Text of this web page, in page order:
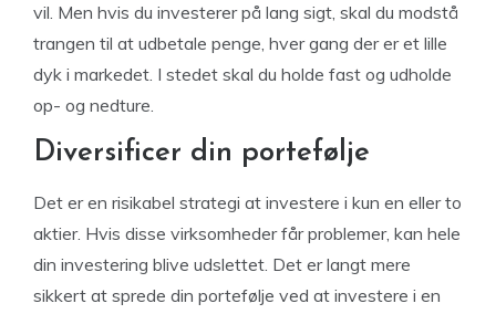
vil. Men hvis du investerer på lang sigt, skal du modstå
trangen til at udbetale penge, hver gang der er et lille
dyk i markedet. I stedet skal du holde fast og udholde
op- og nedture.
Diversificer din portefølje
Det er en risikabel strategi at investere i kun en eller to
aktier. Hvis disse virksomheder får problemer, kan hele
din investering blive udslettet. Det er langt mere
sikkert at sprede din portefølje ved at investere i en